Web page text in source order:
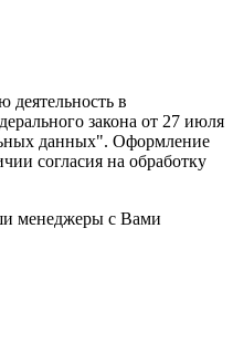
в
закона от 27 июля
данных". Оформление
согласия на обработку
менеджеры с Вами